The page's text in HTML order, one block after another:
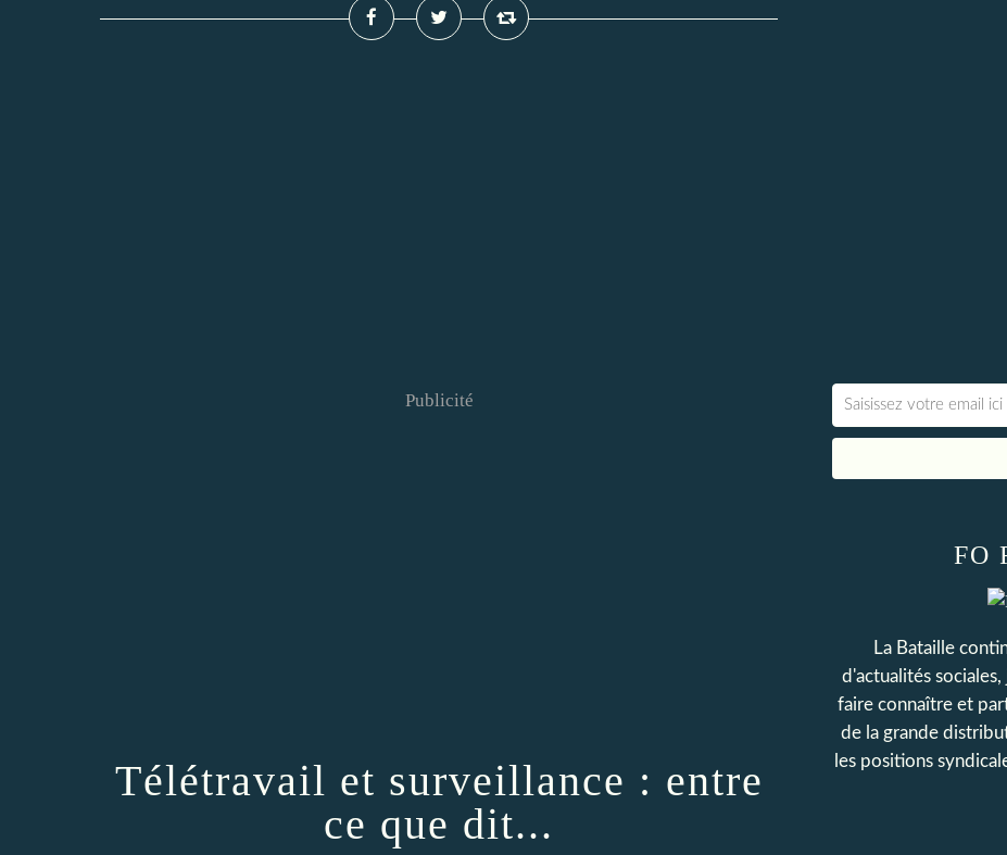
Publicité
Télétravail et surveillance : entre
ce que dit...
FO
La Bataille
d'actualités
faire connaître et
de la grande
les positions